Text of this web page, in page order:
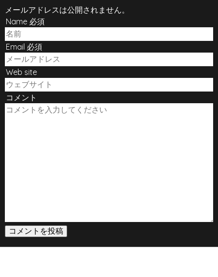
メールアドレスは公開されません。
Name 必須
Email 必須
Web site
コメント